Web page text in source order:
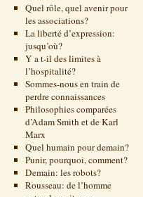
Quel rôle, quel avenir pour
les associations?
La liberté d’expression:
jusqu’où?
Y a t-il des limites à
l’hospitalité?
Sommes-nous en train de
perdre connaissances
Philosophies comparées
d’Adam Smith et de Karl
Marx
Quel humain pour demain?
Punir, pourquoi, comment?
Demain: les robots?
Rousseau: de l’homme